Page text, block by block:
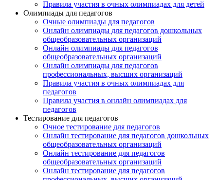
Правила участия в очных олимпиадах для детей
Олимпиады для педагогов
Очные олимпиады для педагогов
Онлайн олимпиады для педагогов дошкольных
общеобразовательных организаций
Онлайн олимпиады для педагогов
общеобразовательных организаций
Онлайн олимпиады для педагогов
профессиональных, высших организаций
Правила участия в очных олимпиадах для
педагогов
Правила участия в онлайн олимпиадах для
педагогов
Тестирование для педагогов
Очное тестирование для педагогов
Онлайн тестирование для педагогов дошкольных
общеобразовательных организаций
Онлайн тестирование для педагогов
общеобразовательных организаций
Онлайн тестирование для педагогов